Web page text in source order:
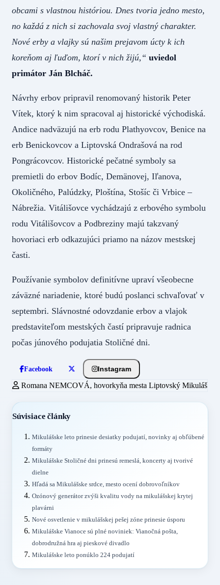
obcami s vlastnou históriou. Dnes tvoria jedno mesto,
no každá z nich si zachovala svoj vlastný charakter.
Nové erby a vlajky sú našim prejavom úcty k ich
koreňom aj ľuďom, ktorí v nich žijú,“ uviedol
primátor Ján Blcháč.
Návrhy erbov pripravil renomovaný historik Peter
Vítek, ktorý k nim spracoval aj historické východiská.
Andice nadväzujú na erb rodu Plathyovcov, Benice na
erb Benickovcov a Liptovská Ondrašová na rod
Pongrácovcov. Historické pečatné symboly sa
premietli do erbov Bodíc, Demänovej, Iľanova,
Okoličného, Palúdzky, Ploštína, Stošíc či Vrbice –
Nábrežia. Vitálišovce vychádzajú z erbového symbolu
rodu Vitálišovcov a Podbreziny majú takzvaný
hovoriaci erb odkazujúci priamo na názov mestskej
časti.
Používanie symbolov definitívne upraví všeobecne
záväzné nariadenie, ktoré budú poslanci schvaľovať v
septembri. Slávnostné odovzdanie erbov a vlajok
predstaviteľom mestských častí pripravuje radnica
počas júnového podujatia Stoličné dni.
Facebook Instagram
Romana NEMCOVÁ, hovorkyňa mesta Liptovský Mikuláš
Súvisiace články
Mikulášske leto prinesie desiatky podujatí, novinky aj obľúbené
formáty
Mikulášske Stoličné dni prinesú remeslá, koncerty aj tvorivé
dielne
Hľadá sa Mikulášske srdce, mesto ocení dobrovoľníkov
Ozónový generátor zvýši kvalitu vody na mikulášskej krytej
plavárni
Nové osvetlenie v mikulášskej pešej zóne prinesie úsporu
Mikulášske Vianoce sú plné noviniek: Vianočná pošta,
dobrodružná hra aj pieskové divadlo
Mikulášske leto ponúklo 224 podujatí